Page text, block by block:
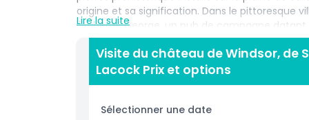
origine et sa signification. Dans le pittoresque
l'Auberge George, un pub de campagne datant
mènera à la ville de Bath. Connue pour son
classée au patrimoine mondial de l'UNESCO
long de la journée, vous voyagerez dans un
professionnel anglophone. Avec des sites
britannique authentique, cette excursion offre
que l'itinéraire peut être modifié en fonction
Lire la suite
Visite du château de Windsor, de
Lacock Prix et options
Sélectionner une date